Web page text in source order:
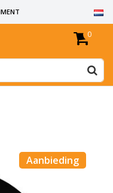
ONGEBOORD
0
Aanbieding